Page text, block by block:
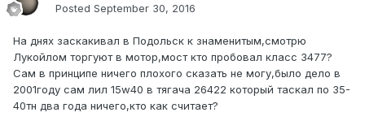
Posted September 30, 2016
На днях заскакивал в Подольск к знаменитым,смотрю
Лукойлом торгуют в мотор,мост кто пробовал класс 3477?
Сам в принципе ничего плохого сказать не могу,было дело в
2001году сам лил 15w40 в тягача 26422 который таскал по 35-
40тн два года ничего,кто как считает?